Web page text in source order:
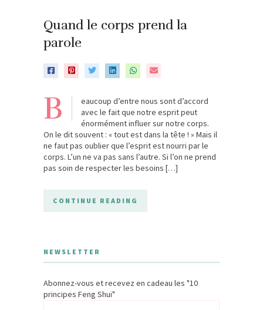
Quand le corps prend la
parole
B
eaucoup d’entre nous sont d’accord
avec le fait que notre esprit peut
énormément influer sur notre corps.
On le dit souvent : « tout est dans la tête ! » Mais il
ne faut pas oublier que l’esprit est nourri par le
corps. L’un ne va pas sans l’autre. Si l’on ne prend
pas soin de respecter les besoins […]
CONTINUE READING
NEWSLETTER
Abonnez-vous et recevez en cadeau les "10
principes Feng Shui"